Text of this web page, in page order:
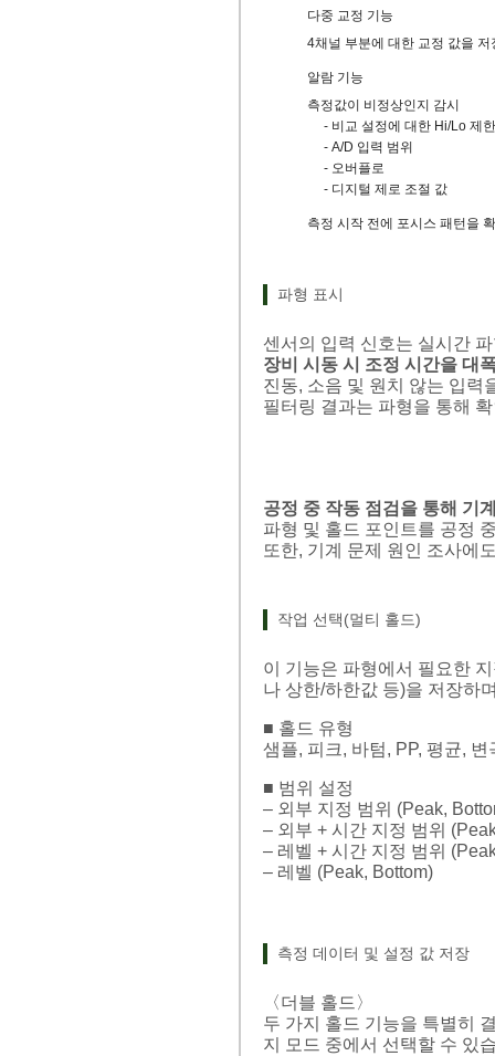
다중 교정 기능
4채널 부분에 대한 교정 값을
알람 기능
측정값이 비정상인지 감시
- 비교 설정에 대한 Hi/Lo 제한
- A/D 입력 범위
- 오버플로
- 디지털 제로 조절 값
측정 시작 전에 포시스 패턴을
파형 표시
센서의 입력 신호는 실시간
장비 시동 시 조정 시간을 대
진동, 소음 및 원치 않는 입력
필터링 결과는 파형을 통해
공정 중 작동 점검을 통해 기
파형 및 홀드 포인트를 공정
또한, 기계 문제 원인 조사에
작업 선택(멀티 홀드)
이 기능은 파형에서 필요한
나 상한/하한값 등)을 저장하
■ 홀드 유형
샘플, 피크, 바텀, PP, 평균,
■ 범위 설정
– 외부 지정 범위 (Peak,
– 외부 + 시간 지정 범위
– 레벨 + 시간 지정 범위
– 레벨 (Peak, Bottom)
측정 데이터 및 설정 값 저장
〈더블 홀드〉
두 가지 홀드 기능을 특별히
지 모드 중에서 선택할 수 있